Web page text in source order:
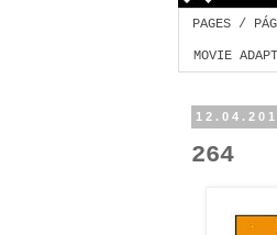
PAGES /
MOVIE
264